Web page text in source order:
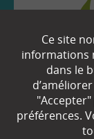
Ce site
informations
dans le
préférences.